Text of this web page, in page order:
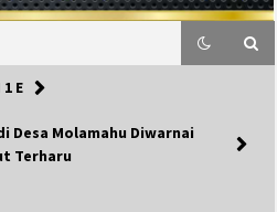
1 E
Desa Molamahu Diwarnai
Terharu